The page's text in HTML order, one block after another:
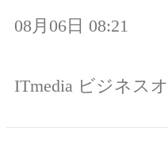
08月06日 08:21
ITmedia ビジネス